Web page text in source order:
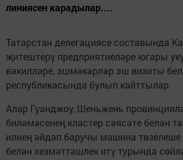
линиясен карадылар....
Татарстан делегациясе составында
җитештерү предприятиеләре югары
вәкилләре, эшмәкәрләр эш визиты
республикасында булып кайттылар.
Алар Гуанджоу, Шеньжень
биләмәсенең кластер сәясәте белән
илнең әйдәп баручы машина төзелеше
белән хезмәттәшлек итү турында